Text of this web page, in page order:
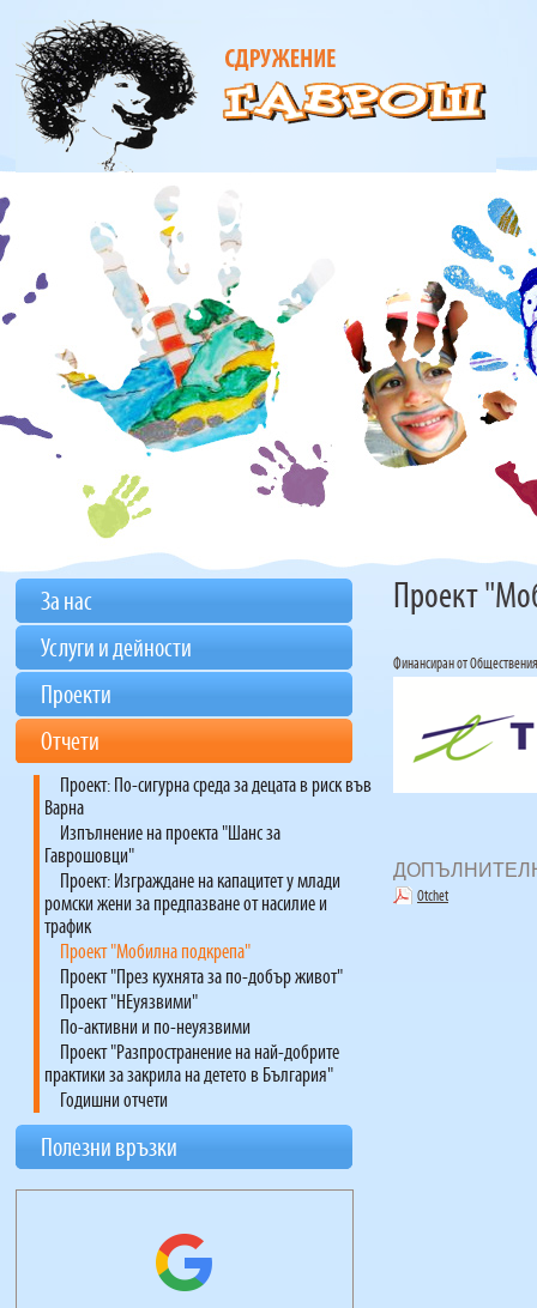
За нас
Услуги и дейности
Проекти
Отчети
Проект: По-сигурна среда за децата в риск във
Варна
Изпълнение на проекта "Шанс за
Гаврошовци"
Проект: Изграждане на капацитет у млади
ромски жени за предпазване от насилие и
трафик
Проект "Мобилна подкрепа"
Проект "През кухнята за по-добър живот"
Проект "НЕуязвими"
По-активни и по-неуязвими
Проект "Разпространение на най-добрите
практики за закрила на детето в България"
Годишни отчети
Полезни връзки
Проект
Финансиран от
Otchet